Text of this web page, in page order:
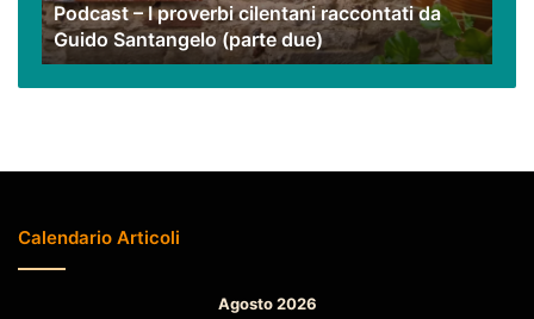
Santangelo
(parte
due)
Podcast – I proverbi cilentani raccontati da
Guido Santangelo (parte due)
Calendario Articoli
Agosto 2026